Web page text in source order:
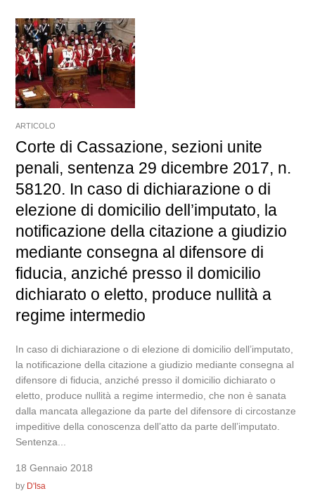
ARTICOLO
Corte di Cassazione, sezioni unite
penali, sentenza 29 dicembre 2017, n.
58120. In caso di dichiarazione o di
elezione di domicilio dell’imputato, la
notificazione della citazione a giudizio
mediante consegna al difensore di
fiducia, anziché presso il domicilio
dichiarato o eletto, produce nullità a
regime intermedio
In caso di dichiarazione o di elezione di domicilio dell’imputato,
la notificazione della citazione a giudizio mediante consegna al
difensore di fiducia, anziché presso il domicilio dichiarato o
eletto, produce nullità a regime intermedio, che non è sanata
dalla mancata allegazione da parte del difensore di circostanze
impeditive della conoscenza dell’atto da parte dell’imputato.
Sentenza...
18 Gennaio 2018
by D'Isa